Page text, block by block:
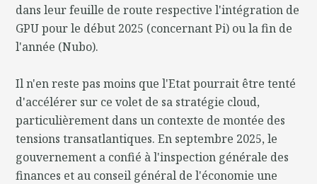
dans leur feuille de route respective l'intégration de
GPU pour le début 2025 (concernant Pi) ou la fin de
l'année (Nubo).
Il n'en reste pas moins que l'Etat pourrait être tenté
d'accélérer sur ce volet de sa stratégie cloud,
particulièrement dans un contexte de montée des
tensions transatlantiques. En septembre 2025, le
gouvernement a confié à l'inspection générale des
finances et au conseil général de l'économie une